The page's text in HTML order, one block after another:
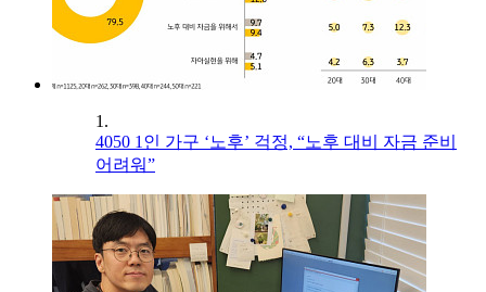
1.
4050 1인 가구 ‘노후’ 걱정, “노후 대비 자금 준비
어려워”